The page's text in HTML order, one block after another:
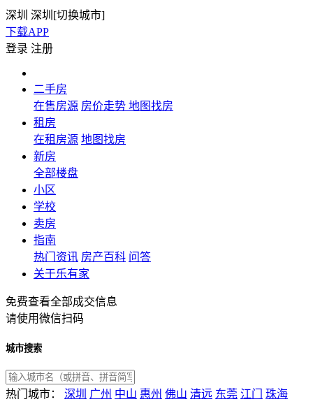
深圳 深圳[切换城市]
下载APP
登录 注册
二手房
在售房源 房价走势 地图找房
租房
在租房源 地图找房
新房
全部楼盘
小区
学校
卖房
指南
热门资讯 房产百科 问答
关于乐有家
免费查看全部成交信息
请使用微信扫码
城市搜索
热门城市： 深圳 广州 中山 惠州 佛山 清远 东莞 江门 珠海